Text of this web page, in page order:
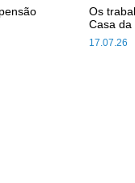
17.07.26
Os
Casa da